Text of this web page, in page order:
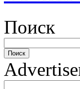
Поиск